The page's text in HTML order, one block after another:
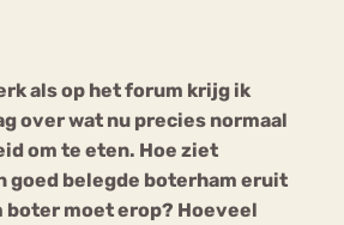
als op het forum krijg ik
over wat nu precies normaal
om te eten. Hoe ziet
goed belegde boterham eruit
boter moet erop? Hoeveel
Chat
Forum
Anorexia Nervosa
Sport
Trauma